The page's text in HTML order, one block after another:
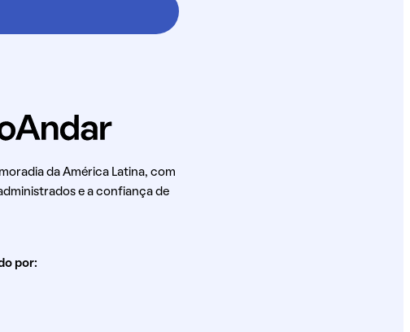
da América Latina, com
e a confiança de
por: